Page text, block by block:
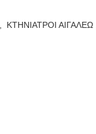
ΚΤΗΝΙΑΤΡΟΙ ΑΙΓΑΛΕΩ ,